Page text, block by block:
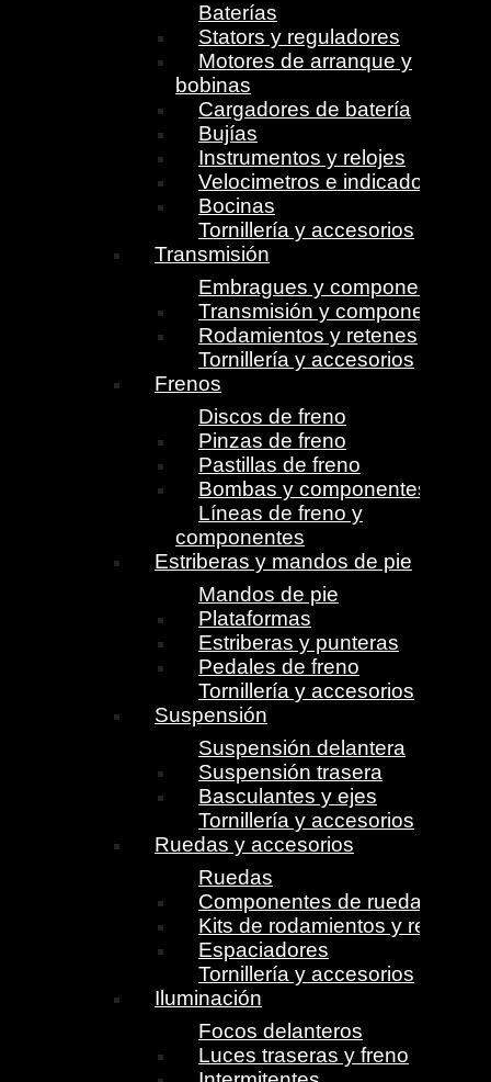
Baterías
Stators y reguladores
Motores de arranque y
bobinas
Cargadores de batería
Bujías
Instrumentos y relojes
Velocimetros e indicadores
Bocinas
Tornillería y accesorios
Transmisión
Embragues y componentes
Transmisión y componentes
Rodamientos y retenes
Tornillería y accesorios
Frenos
Discos de freno
Pinzas de freno
Pastillas de freno
Bombas y componentes
Líneas de freno y
componentes
Estriberas y mandos de pie
Mandos de pie
Plataformas
Estriberas y punteras
Pedales de freno
Tornillería y accesorios
Suspensión
Suspensión delantera
Suspensión trasera
Basculantes y ejes
Tornillería y accesorios
Ruedas y accesorios
Ruedas
Componentes de ruedas
Kits de rodamientos y retenes
Espaciadores
Tornillería y accesorios
Iluminación
Focos delanteros
Luces traseras y freno